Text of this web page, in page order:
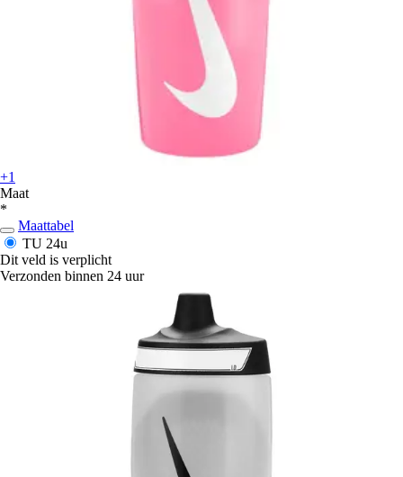
+1
Maat
*
Maattabel
TU 24u
Dit veld is verplicht
Verzonden binnen 24 uur